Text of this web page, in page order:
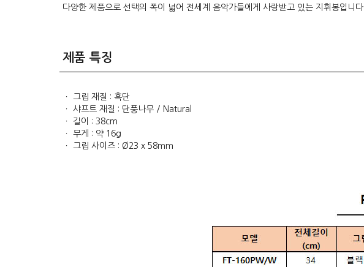
다양한 제품으로 선택의 폭이 넓어 전세계 음악가들에게 사랑받고 있는 지휘봉입니다.
제품 특징
ㆍ 그립 재질 : 흑단
ㆍ 샤프트 재질 : 단풍나무 / Natural
ㆍ 길이 : 38cm
ㆍ 무게 : 약 16g
ㆍ 그립 사이즈 : Ø23 x 58mm